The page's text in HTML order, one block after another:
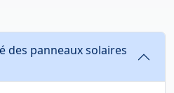
des panneaux solaires